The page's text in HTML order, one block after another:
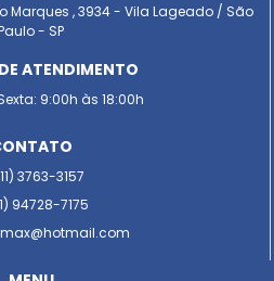
Marques , 3934 - Vila Lageado / São
- SP
ATENDIMENTO
9:00h às 18:00h
3763-3157
94728-7175